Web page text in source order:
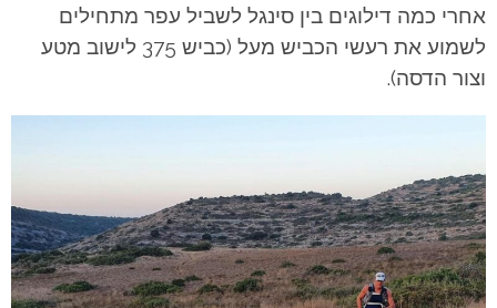
אחרי כמה דילוגים בין סינגל לשביל עפר מתחילים
לשמוע את רעשי הכביש מעל (כביש 375 לישוב מטע
וצור הדסה).